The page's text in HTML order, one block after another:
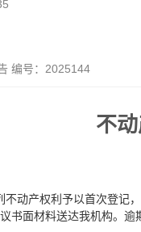
编号：2025144
不
不动产权利予以首次登记
书面材料送达我机构。